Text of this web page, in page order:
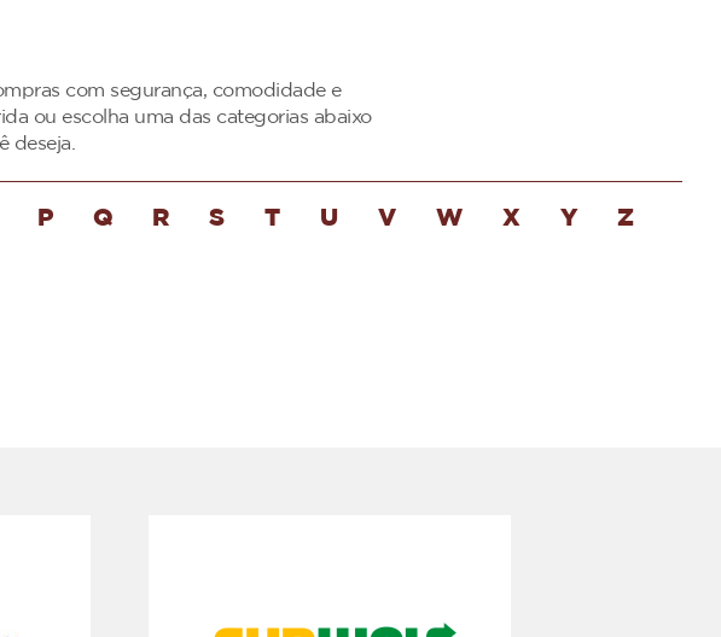
com segurança, comodidade e
ou escolha uma das categorias abaixo
deseja.
P Q R S T U V W X Y Z